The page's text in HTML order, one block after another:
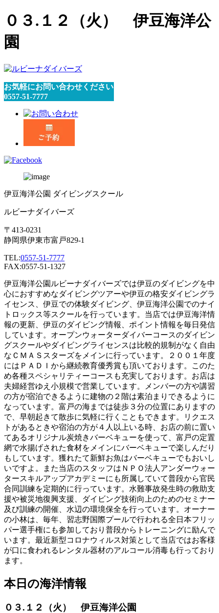
０３.１２（火） 伊豆海洋公
園
お気軽にお問い合わせください
0557-51-7777
伊豆海洋公園 ダイビングスクール
ルビーナダイバーズ
〒413-0231
静岡県伊東市富戸829-1
TEL:0557-51-7777
FAX:0557-51-1327
伊豆海洋公園ルビーナダイバーズでは伊豆のダイビングを中
心におすすめなダイビングツアーや伊豆の格安ダイビングラ
イセンス、伊豆での体験ダイビング、伊豆海洋公園でのナイ
トロックス等スクールを行っています。当店では伊豆海洋情
報の更新、伊豆のダイビング情報、ポイント情報を毎日発信
しています。オープンウォーターダイバーコースのダイビン
グスクールやダイビングライセンスは比較的規制がなく自由
なＣＭＡＳスターズをメインに行っています。２００１年度
にはＰＡＤＩから継続教育優秀賞も頂いております。このた
め各種スペシャリティーコースも充実しております。お店は
夫婦経営ゆえ小規模で営業しています。メンバーの方や講習
の方が宿泊できるように建物の２階は素泊まりできるように
なっています。富戸の海までは徒歩３分の位置にありますの
で、早朝起きて散歩に気軽に行くこともできます。リクエス
トがあるときや宿泊の方が４人以上いる時、お店の前に置い
てあるオリジナル炭焼きバーベキューを使って、富戸の定置
網で水揚げされた食材をメインにバーベキューで楽しんだり
もしています。獲れたて新鮮お魚はバーベキューでもおいし
いですよ。また当店のスタッフはＮＰＯ法人アンダーウォー
タースキルアップアカデミーにも所属していて普段から官民
合同訓練を定期的に行っています。水難事故発生時の救助支
援や被災地復興支援、ダイビング技術向上のためのセミナー
及び訓練の開催、水辺の環境保全を行っています。オーナー
の小林は、毎年、習志野国際プールで行われる全日本フリッ
パー選手権にも参加しており普段からトレーニングに励んで
います。最近新型コロナウィルス対策として当店ではお客様
が口に食われるレンタル器材のアルコール消毒も行っており
ます。
本日の海洋情報
０３.１２（火） 伊豆海洋公園